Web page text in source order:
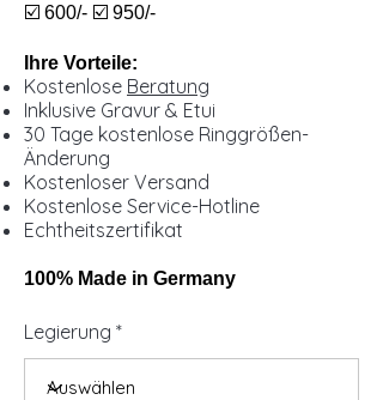
☑️ 600/- ☑️ 950/-
Ihre Vorteile:
Kostenlose Beratung
Inklusive Gravur & Etui
30 Tage kostenlose Ringgrößen-
Änderung
Kostenloser Versand
Kostenlose Service-Hotline
Echtheitszertifikat
100% Made in Germany
Legierung